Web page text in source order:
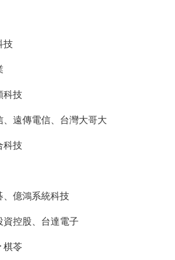
技
科技
、遠傳電信、台灣大哥大
科技
、億鴻系統科技
資控股、台達電子
棋苓